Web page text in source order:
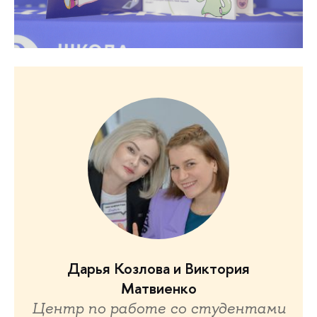
Дарья Козлова и Виктория
Матвиенко
Центр по работе со студентами